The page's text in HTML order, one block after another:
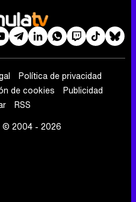
Política de privacidad
de cookies
Publicidad
RSS
© 2004 - 2026